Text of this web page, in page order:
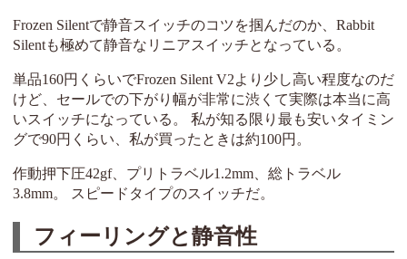
Frozen Silentで静音スイッチのコツを掴んだのか、Rabbit
Silentも極めて静音なリニアスイッチとなっている。
単品160円くらいでFrozen Silent V2より少し高い程度なのだ
けど、セールでの下がり幅が非常に渋くて実際は本当に高
いスイッチになっている。 私が知る限り最も安いタイミン
グで90円くらい、私が買ったときは約100円。
作動押下圧42gf、プリトラベル1.2mm、総トラベル
3.8mm。 スピードタイプのスイッチだ。
フィーリングと静音性